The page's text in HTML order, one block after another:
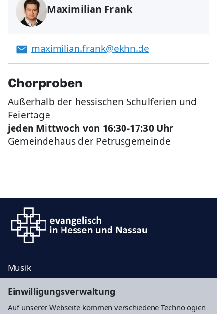
Einwilligungsverwaltung
Auf unserer Webseite kommen verschiedene Technologien
Maximilian Frank
maximilian.frank@ekhn.de
Chorproben
Außerhalb der hessischen Schulferien und
Feiertage
jeden Mittwoch von 16:30-17:30 Uhr
Gemeindehaus der Petrusgemeinde
Musik
Kontakt